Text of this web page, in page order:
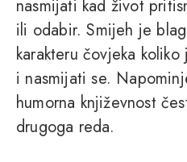
nasmijati kad život
ili odabir. Smijeh je
karakteru čovjeka
i nasmijati se.
humorna književnost
drugoga reda.